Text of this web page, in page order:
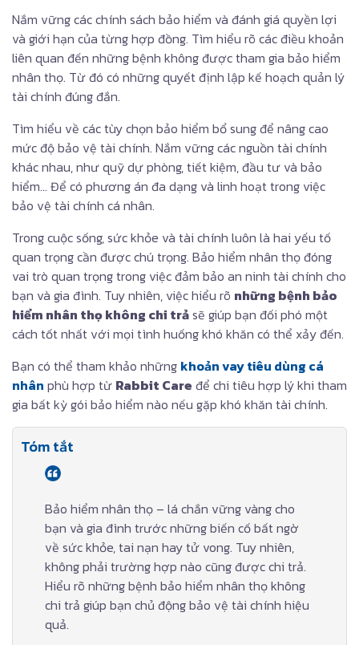
Nắm vững các chính sách bảo hiểm và đánh giá quyền lợi
và giới hạn của từng hợp đồng. Tìm hiểu rõ các điều khoản
liên quan đến những bệnh không được tham gia bảo hiểm
nhân thọ. Từ đó có những quyết định lập kế hoạch quản lý
tài chính đúng đắn.
Tìm hiểu về các tùy chọn bảo hiểm bổ sung để nâng cao
mức độ bảo vệ tài chính. Nắm vững các nguồn tài chính
khác nhau, như quỹ dự phòng, tiết kiệm, đầu tư và bảo
hiểm… Để có phương án đa dạng và linh hoạt trong việc
bảo vệ tài chính cá nhân.
Trong cuộc sống, sức khỏe và tài chính luôn là hai yếu tố
quan trọng cần được chú trọng. Bảo hiểm nhân thọ đóng
vai trò quan trọng trong việc đảm bảo an ninh tài chính cho
bạn và gia đình. Tuy nhiên, việc hiểu rõ những bệnh bảo
hiểm nhân thọ không chi trảsẽ giúp bạn đối phó một
cách tốt nhất với mọi tình huống khó khăn có thể xảy đến.
Bạn có thể tham khảo những khoản vay tiêu dùng cá
nhân phù hợp từ Rabbit Care để chi tiêu hợp lý khi tham
gia bất kỳ gói bảo hiểm nào nếu gặp khó khăn tài chính.
Tóm tắt
Bảo hiểm nhân thọ – lá chắn vững vàng cho
bạn và gia đình trước những biến cố bất ngờ
về sức khỏe, tai nạn hay tử vong. Tuy nhiên,
không phải trường hợp nào cũng được chi trả.
Hiểu rõ những bệnh bảo hiểm nhân thọ không
chi trả giúp bạn chủ động bảo vệ tài chính hiệu
quả.